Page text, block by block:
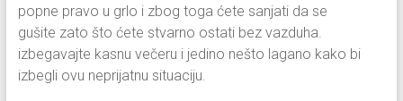
popne pravo u grlo i zbog toga ćete sanjati da se
gušite zato što ćete stvarno ostati bez vazduha.
izbegavajte kasnu večeru i jedino nešto lagano kako bi
izbegli ovu neprijatnu situaciju.